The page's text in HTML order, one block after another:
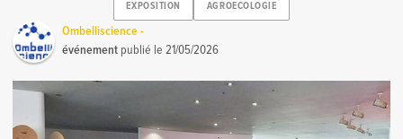
EXPOSITION AGROECOLOGIE
Ombelliscience -
événement publié le21/05/2026